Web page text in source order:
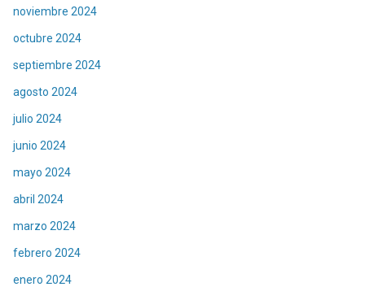
noviembre 2024
octubre 2024
septiembre 2024
agosto 2024
julio 2024
junio 2024
mayo 2024
abril 2024
marzo 2024
febrero 2024
enero 2024